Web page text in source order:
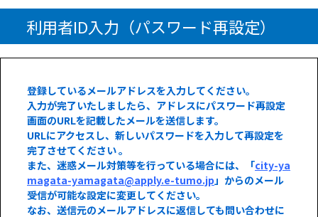
利用者ID入力（パスワード再設定）
登録しているメールアドレスを入力してください。
入力が完了いたしましたら、アドレスにパスワード再設定
画面のURLを記載したメールを送信します。
URLにアクセスし、新しいパスワードを入力して再設定を
完了させてください 。
また、迷惑メール対策等を行っている場合には、「city-ya
magata-yamagata@apply.e-tumo.jp」からのメール
受信が可能な設定に変更してください。
なお、送信元のメールアドレスに返信しても問い合わせに